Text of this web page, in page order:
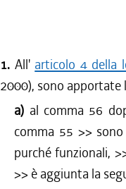
1. All' articolo 4 della
2000), sono apportate
a) al comma 56
comma 55 >>
purché funzionali,
>> è aggiunta la